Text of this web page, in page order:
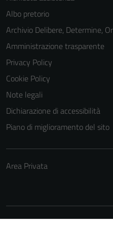
Albo pretorio
Archivio Delibere, Determine,
Amministrazione trasparente
Privacy Policy
Cookie Policy
Note legali
Dichiarazione di accessibilità
Piano di miglioramento del sito
Area Privata
Credits: ©Technical Design s.r.l.